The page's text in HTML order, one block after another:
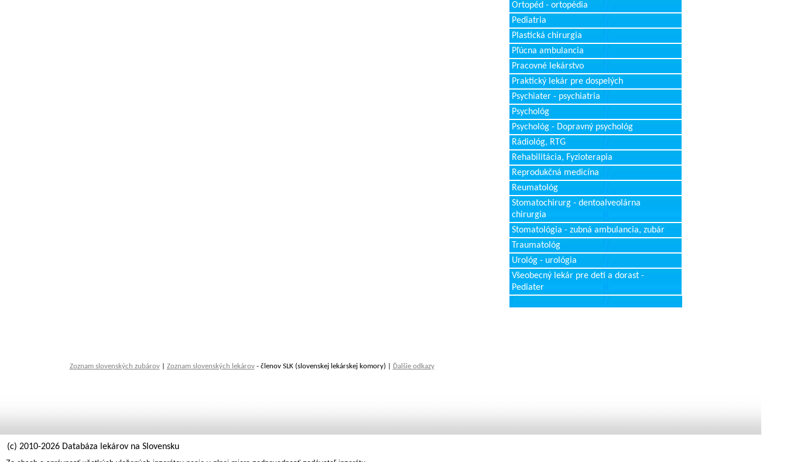
Ortopéd - ortopédia
Pediatria
Plastická chirurgia
Pľúcna ambulancia
Pracovné lekárstvo
Praktický lekár pre dospelých
Psychiater - psychiatria
Psychológ
Psychológ - Dopravný psychológ
Rádiológ, RTG
Rehabilitácia, Fyzioterapia
Reprodukčná medicína
Reumatológ
Stomatochirurg - dentoalveolárna
chirurgia
Stomatológia - zubná ambulancia, zubár
Traumatológ
Urológ - urológia
Všeobecný lekár pre deti a dorast -
Pediater
Zoznam slovenských zubárov| Zoznam slovenských lekárov- členov SLK (slovenskej lekárskej komory) | Ďalšie odkazy
(c) 2010-2026 Databáza lekárov na Slovensku